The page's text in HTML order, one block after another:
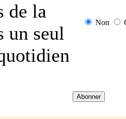
de la
un seul
Non